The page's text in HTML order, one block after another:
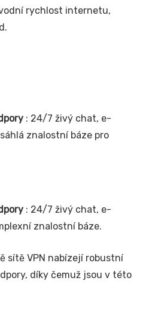
rychlost internetu,
: 24/7 živý chat, e-
znalostní báze pro
: 24/7 živý chat, e-
znalostní báze.
sítě VPN nabízejí robustní
díky čemuž jsou v této